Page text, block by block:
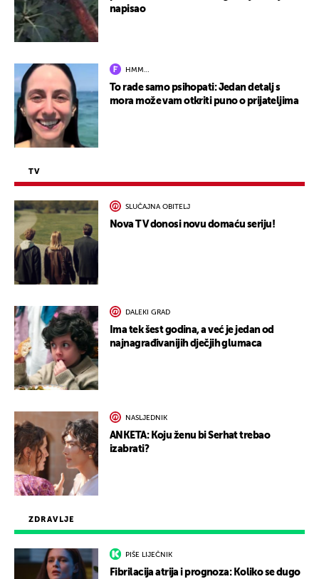
ZDRAVLJE
PIŠE LIJEČNIK
Fibrilacija atrija i prognoza: Koliko se dugo
napisao
HMM…
To rade samo psihopati: Jedan detalj s
mora može vam otkriti puno o prijateljima
TV
SLUČAJNA OBITELJ
Nova TV donosi novu domaću seriju!
DALEKI GRAD
Ima tek šest godina, a već je jedan od
najnagrađivanijih dječjih glumaca
NASLJEDNIK
ANKETA: Koju ženu bi Serhat trebao
izabrati?